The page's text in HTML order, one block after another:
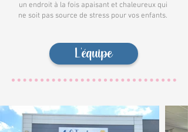
un endroit à la fois apaisant et chaleureux qui
ne soit pas source de stress pour vos enfants.
L'équipe